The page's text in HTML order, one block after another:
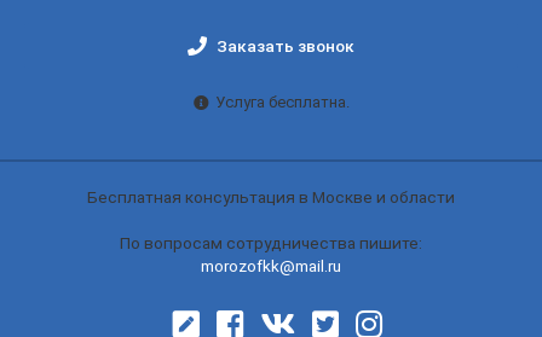
Заказать звонок
Услуга бесплатна.
Бесплатная консультация в Москве и области
По вопросам сотрудничества пишите:
morozofkk@mail.ru